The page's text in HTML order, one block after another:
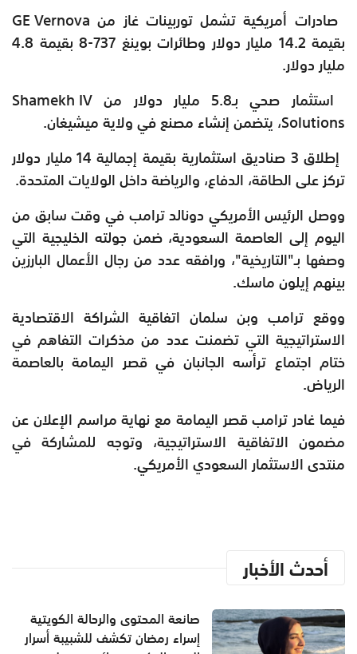
صادرات أمريكية تشمل توربينات غاز من GE Vernova
بقيمة 14.2 مليار دولار وطائرات بوينغ 737-8 بقيمة 4.8
مليار دولار.
استثمار صحي بـ5.8 مليار دولار من Shamekh IV
Solutions، يتضمن إنشاء مصنع في ولاية ميشيغان.
إطلاق 3 صناديق استثمارية بقيمة إجمالية 14 مليار دولار
تركز على الطاقة، الدفاع، والرياضة داخل الولايات المتحدة.
ووصل الرئيس الأمريكي دونالد ترامب في وقت سابق من
اليوم إلى العاصمة السعودية، ضمن جولته الخليجية التي
وصفها بـ"التاريخية"، ورافقه عدد من رجال الأعمال البارزين
بينهم إيلون ماسك.
ووقع ترامب وبن سلمان اتفاقية الشراكة الاقتصادية
الاستراتيجية التي تضمنت عدد من مذكرات التفاهم في
ختام اجتماع ترأسه الجانبان في قصر اليمامة بالعاصمة
الرياض.
فيما غادر ترامب قصر اليمامة مع نهاية مراسم الإعلان عن
مضمون الاتفاقية الاستراتيجية، وتوجه للمشاركة في
منتدى الاستثمار السعودي الأمريكي.
أحدث الأخبار
صانعة المحتوى والرحالة الكويتية
إسراء رمضان تكشف للشبيبة أسرار